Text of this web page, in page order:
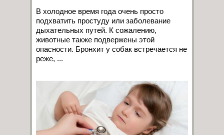
В холодное время года очень просто
подхватить простуду или заболевание
дыхательных путей. К сожалению,
животные также подвержены этой
опасности. Бронхит у собак встречается не
реже, ...